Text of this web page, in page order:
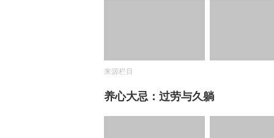
来源栏目
养心大忌：过劳与久躺